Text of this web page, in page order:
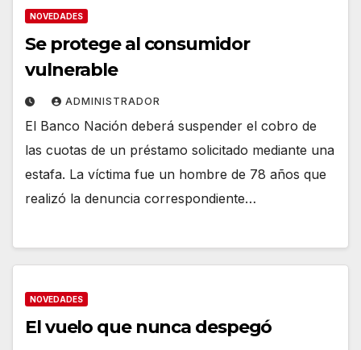
NOVEDADES
Se protege al consumidor
vulnerable
ADMINISTRADOR
El Banco Nación deberá suspender el cobro de
las cuotas de un préstamo solicitado mediante una
estafa. La víctima fue un hombre de 78 años que
realizó la denuncia correspondiente…
NOVEDADES
El vuelo que nunca despegó